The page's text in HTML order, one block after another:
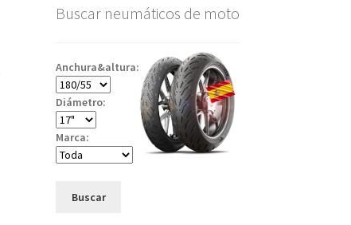
Buscar neumáticos de moto
Anchura&altura:
Diámetro:
Marca:
Buscar